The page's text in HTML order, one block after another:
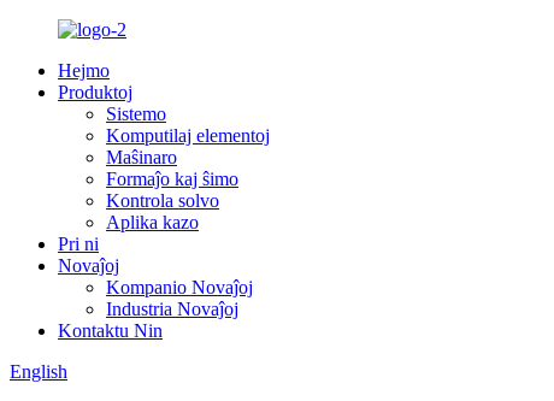
Hejmo
Produktoj
Sistemo
Komputilaj elementoj
Maŝinaro
Formaĵo kaj ŝimo
Kontrola solvo
Aplika kazo
Pri ni
Novaĵoj
Kompanio Novaĵoj
Industria Novaĵoj
Kontaktu Nin
English